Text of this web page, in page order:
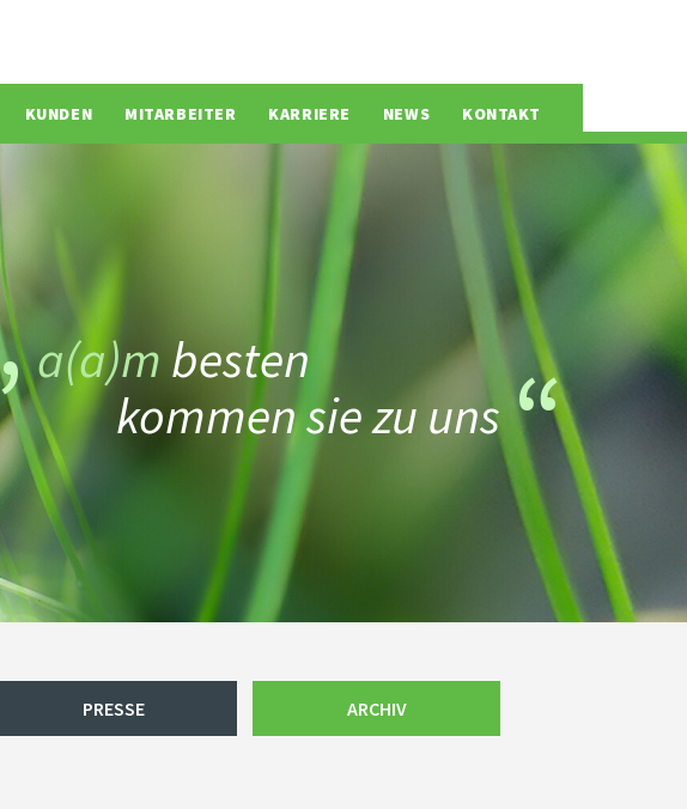
KUNDEN MITARBEITER KARRIERE NEWS KONTAKT
a(a)m besten
kommen sie zu uns
PRESSE ARCHIV